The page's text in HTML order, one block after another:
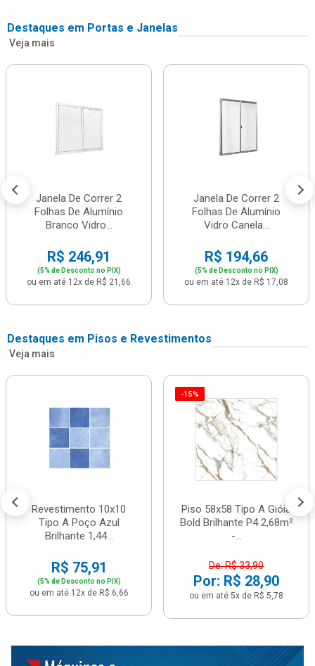
Destaques em Portas e Janelas
Veja mais
Janela De Correr 2
Folhas De Alumínio
Branco Vidro...
R$ 246,91
(5% de Desconto no PIX)
ou em até 12x de R$ 21,66
Janela De Correr 2
Folhas De Alumínio
Vidro Canela...
R$ 194,66
(5% de Desconto no PIX)
ou em até 12x de R$ 17,08
Destaques em Pisos e Revestimentos
Veja mais
Revestimento 10x10
Tipo A Poço Azul
Brilhante 1,44...
R$ 75,91
(5% de Desconto no PIX)
ou em até 12x de R$ 6,66
-15%
Piso 58x58 Tipo A Gióia
Bold Brilhante P4 2,68m²
-...
De: R$ 33,90
Por: R$ 28,90
ou em até 5x de R$ 5,78